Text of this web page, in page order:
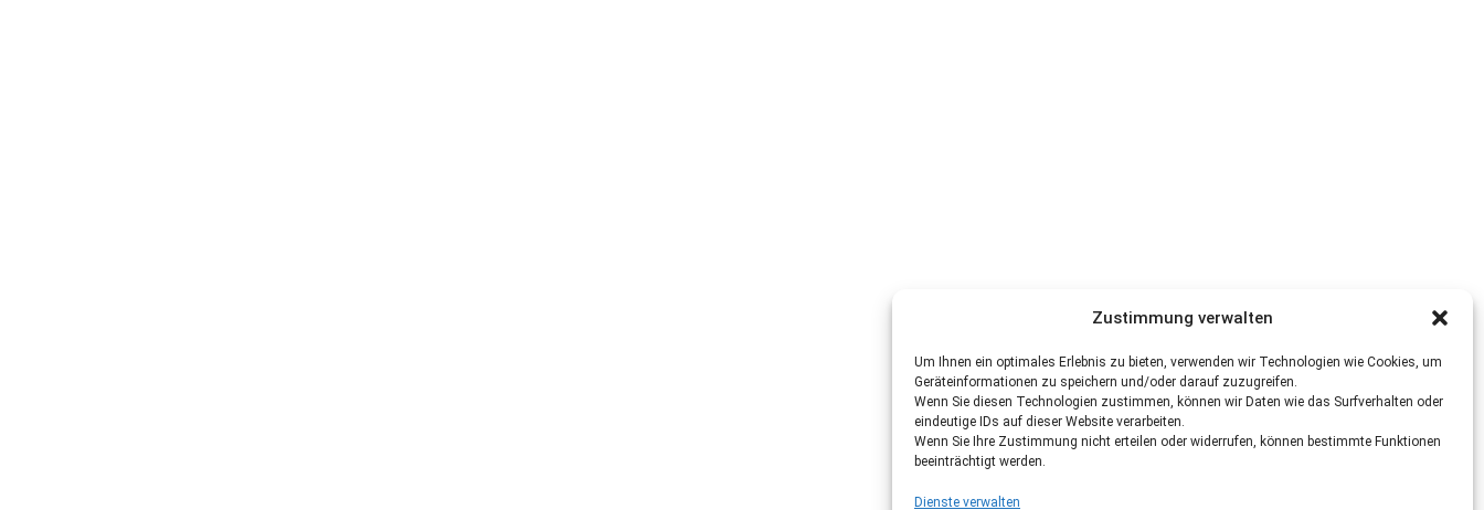
Zustimmung verwalten
Um Ihnen ein optimales Erlebnis zu bieten, verwenden wir Technologien wie Cookies, um
Geräteinformationen zu speichern und/oder darauf zuzugreifen.
Wenn Sie diesen Technologien zustimmen, können wir Daten wie das Surfverhalten oder
eindeutige IDs auf dieser Website verarbeiten.
Wenn Sie Ihre Zustimmung nicht erteilen oder widerrufen, können bestimmte Funktionen
beeinträchtigt werden.
Dienste verwalten